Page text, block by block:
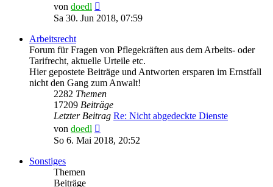
von doedl
Beitrag
Sa 30. Jun 2018, 07:59
Arbeitsrecht
Forum für Fragen von Pflegekräften aus dem Arbeits- oder
Tarifrecht, aktuelle Urteile etc.
Hier gepostete Beiträge und Antworten ersparen im Ernstfall
nicht den Gang zum Anwalt!
2282 Themen
17209 Beiträge
Letzter Beitrag Re: Nicht abgedeckte Dienste
von doedl
Beitrag
So 6. Mai 2018, 20:52
Sonstiges
Themen
Beiträge